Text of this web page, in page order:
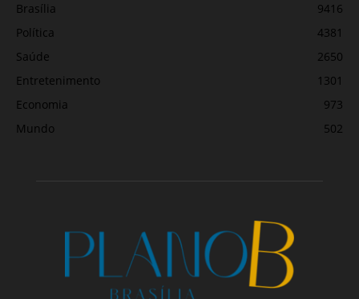
Brasília
9416
Política
4381
Saúde
2650
Entretenimento
1301
Economia
973
Mundo
502